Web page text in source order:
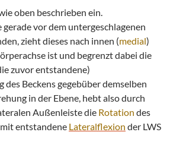
oben beschrieben ein.
vor dem untergeschlagenen
zieht dieses nach innen (medial)
ist und begrenzt dabei die
zuvor entstandene)
des Beckens gegebüber demselben
in der Ebene, hebt also durch
Außenleiste die Rotation des
entstandene Lateralflexion der LWS